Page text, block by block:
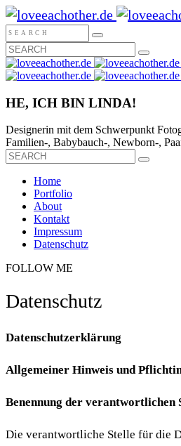
HE, ICH BIN LINDA!
Designerin mit dem Schwerpunkt
Familien-, Babybauch-, Newborn-,
Home
Portfolio
About
Kontakt
Impressum
Datenschutz
FOLLOW ME
Datenschutz
Datenschutzerklärung
Allgemeiner Hinweis und
Benennung der verantwortlichen
Die verantwortliche Stelle für die